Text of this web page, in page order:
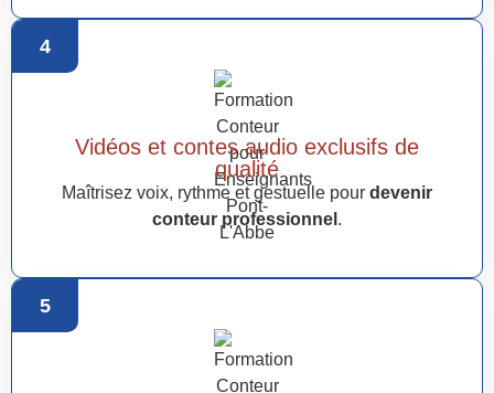
4
Vidéos et contes audio exclusifs de
qualité
Maîtrisez voix, rythme et gestuelle pour devenir
conteur professionnel .
5